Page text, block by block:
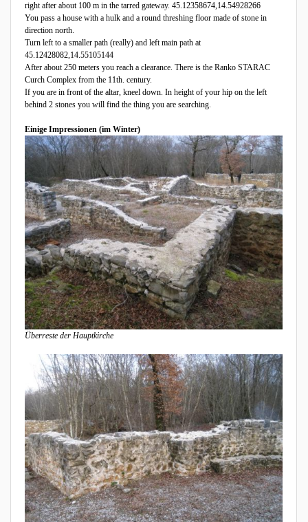
right after about 100 m in the tarred gateway. 45.12358674,14.54928266
You pass a house with a hulk and a round threshing floor made of stone in
direction north.
Turn left to a smaller path (really) and left main path at
45.12428082,14.55105144
After about 250 meters you reach a clearance. There is the Ranko STARAC
Curch Complex from the 11th. century.
If you are in front of the altar, kneel down. In height of your hip on the left
behind 2 stones you will find the thing you are searching.
Einige Impressionen (im Winter)
Überreste der Hauptkirche